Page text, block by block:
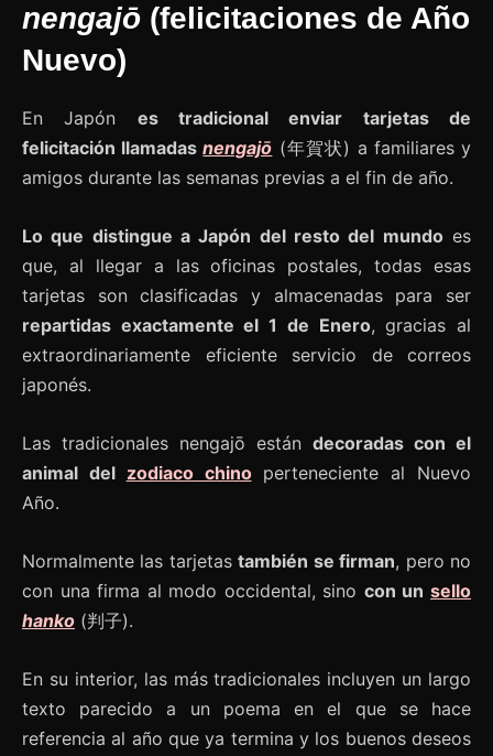
nengajō (felicitaciones de Año
Nuevo)
En Japón es tradicional enviar tarjetas de
felicitación llamadasnengajō (年賀状) a familiares y
amigos durante las semanas previas a el fin de año.
Lo que distingue a Japón del resto del mundoes
que, al llegar a las oficinas postales, todas esas
tarjetas son clasificadas y almacenadas para ser
repartidas exactamente el 1 de Enero, gracias al
extraordinariamente eficiente servicio de correos
japonés.
Las tradicionales nengajō están decoradas con el
animal del zodiaco chinoperteneciente al Nuevo
Año.
Normalmente las tarjetastambién se firman, pero no
con una firma al modo occidental, sino con unsello
hanko (判子).
En su interior, las más tradicionales incluyen un largo
texto parecido a un poema en el que se hace
referencia al año que ya termina y los buenos deseos